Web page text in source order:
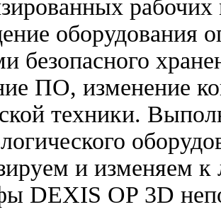
оборудования
безопасного
ПО, изменение
техники.
и изменяем
DEXIS OP 3D